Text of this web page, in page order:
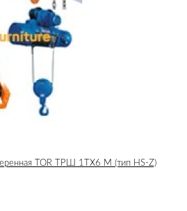
TOR ТРШ 1ТХ6 М (тип HS-Z)